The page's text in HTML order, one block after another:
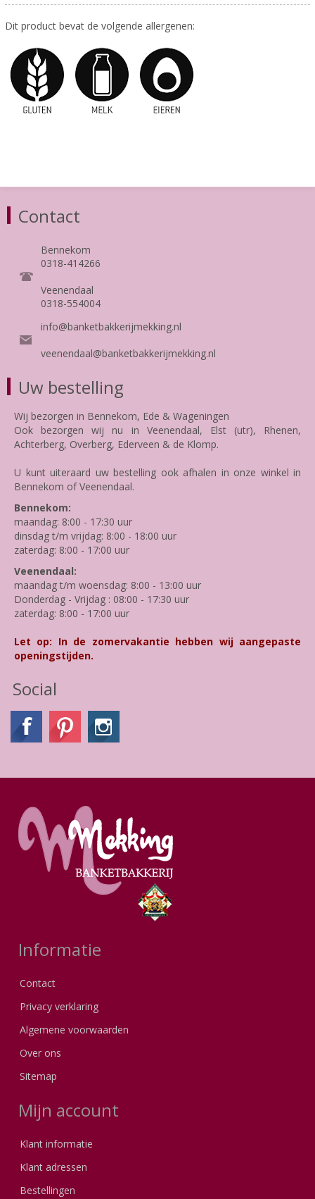
Dit product bevat de volgende allergenen:
Contact
Bennekom
0318-414266
Veenendaal
0318-554004
info@banketbakkerijmekking.nl
veenendaal@banketbakkerijmekking.nl
Uw bestelling
Wij bezorgen in Bennekom, Ede & Wageningen
Ook bezorgen wij nu in Veenendaal, Elst (utr), Rhenen,
Achterberg, Overberg, Ederveen & de Klomp.
U kunt uiteraard uw bestelling ook afhalen in onze winkel in
Bennekom of Veenendaal.
Bennekom:
maandag: 8:00 - 17:30 uur
dinsdag t/m vrijdag: 8:00 - 18:00 uur
zaterdag: 8:00 - 17:00 uur
Veenendaal:
maandag t/m woensdag: 8:00 - 13:00 uur
Donderdag - Vrijdag : 08:00 - 17:30 uur
zaterdag: 8:00 - 17:00 uur
Let op: In de zomervakantie hebben wij aangepaste
openingstijden.
Social
Informatie
Contact
Privacy verklaring
Algemene voorwaarden
Over ons
Sitemap
Mijn account
Klant informatie
Klant adressen
Bestellingen